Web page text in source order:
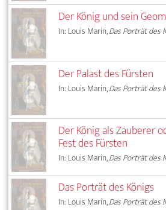
Der König und sein
In: Louis Marin,Das Porträt des
Der Palast des Fürsten
In: Louis Marin,Das Porträt des
Der König als Zauberer
Fest des Fürsten
In: Louis Marin,Das Porträt des
Das Porträt des Königs
In: Louis Marin,Das Porträt des